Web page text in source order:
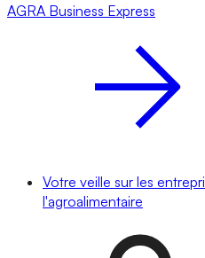
AGRA Business Express
Votre veille sur les
l'agroalimentaire